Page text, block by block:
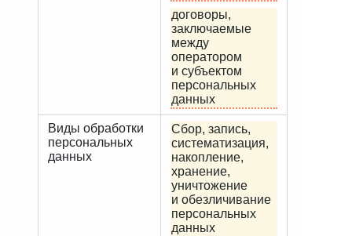
договоры,
заключаемые
между
оператором
и субъектом
персональных
данных
Виды обработки
персональных
данных
Сбор, запись,
систематизация,
накопление,
хранение,
уничтожение
и обезличивание
персональных
данных